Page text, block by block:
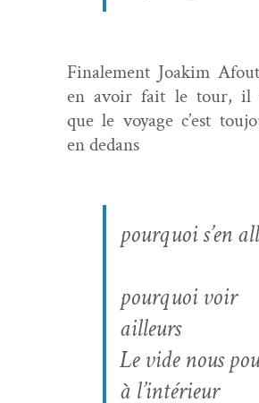
Finale­ment Joakim
en avoir fait le tour, il
que le voy­age c’est
en dedans
pourquoi s’en
pourquoi voir
ailleurs
Le vide nous
à l’intérieur